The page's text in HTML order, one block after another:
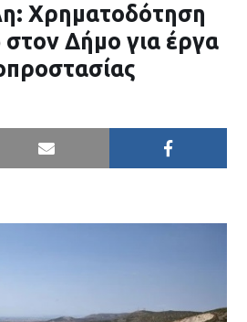
Χρηματοδότηση
Δήμο για έργα